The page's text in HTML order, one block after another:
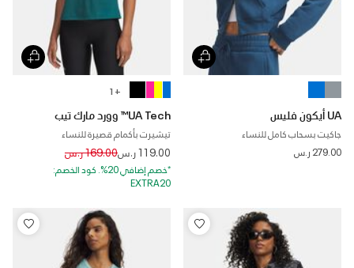
UA أيكون فليس
جاكيت بسحاب كامل للنساء
279.00 ر.س
+ 1
UA Tech™ وورد مارك تيب
تيشيرت بأكمام قصيرة للنساء
119.00 ر.س Price reduced from
169.00 ر.س to
*خصم إضافي 20%. كود الخصم:
EXTRA20